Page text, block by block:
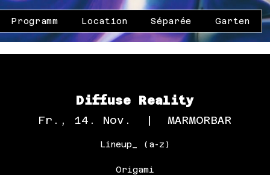
Programm Location Séparée Garten
Diffuse Reality
Fr., 14. Nov.
  |
MARMORBAR
Lineup_ (a-z)
Origami